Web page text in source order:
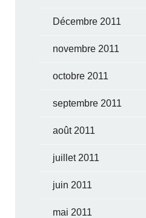
Décembre 2011
novembre 2011
octobre 2011
septembre 2011
août 2011
juillet 2011
juin 2011
mai 2011